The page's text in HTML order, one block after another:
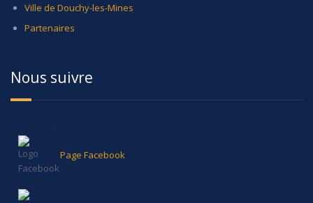
Ville de Douchy-les-Mines
Partenaires
Nous suivre
Page Facebook